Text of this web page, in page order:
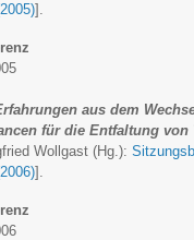
].
aus dem
für die Entfaltung von
Wollgast (Hg.):
].